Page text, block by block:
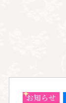
お知らせ